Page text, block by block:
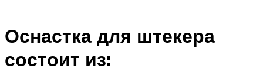
Оснастка для штекера
состоит из: